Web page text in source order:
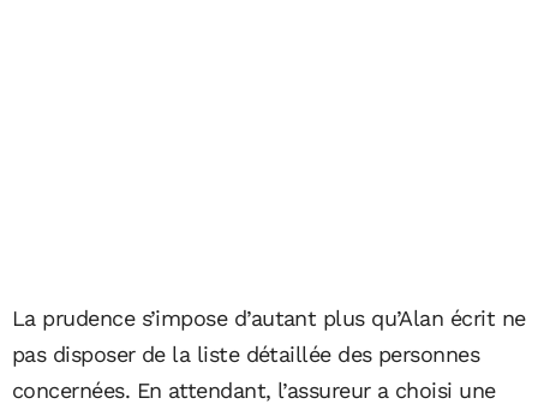
La prudence s’impose d’autant plus qu’Alan écrit ne
pas disposer de la liste détaillée des personnes
concernées. En attendant, l’assureur a choisi une